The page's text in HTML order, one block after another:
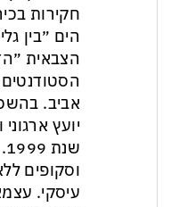
חקירות
הים ״בין
הצבאית
אביב.
יועץ
וסקופים
עיסקי.